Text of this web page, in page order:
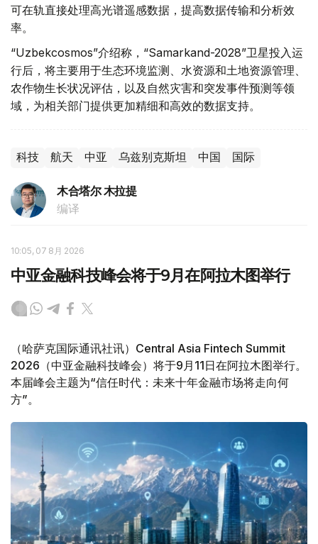
可在轨直接处理高光谱遥感数据，提高数据传输和分析效
率。
“Uzbekcosmos”介绍称，“Samarkand-2028”卫星投入运
行后，将主要用于生态环境监测、水资源和土地资源管理、
农作物生长状况评估，以及自然灾害和突发事件预测等领
域，为相关部门提供更加精细和高效的数据支持。
科技 航天 中亚 乌兹别克斯坦 中国 国际
木合塔尔 木拉提
编译
10:05, 07 8月 2026
中亚金融科技峰会将于9月在阿拉木图举行
（哈萨克国际通讯社讯）Central Asia Fintech Summit
2026（中亚金融科技峰会）将于9月11日在阿拉木图举行。
本届峰会主题为“信任时代：未来十年金融市场将走向何
方”。